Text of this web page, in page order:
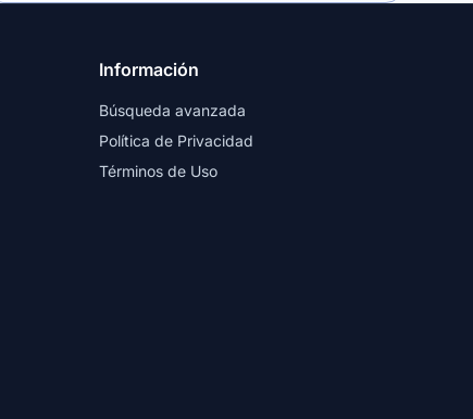
Información
Búsqueda avanzada
Política de Privacidad
Términos de Uso